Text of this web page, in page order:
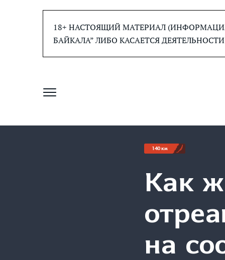
18+ НАСТОЯЩИЙ МАТЕРИАЛ
БАЙКАЛА” ЛИБО КАСАЕТСЯ
140 км
Как
на